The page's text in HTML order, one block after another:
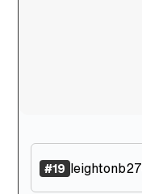
#19 leightonb27